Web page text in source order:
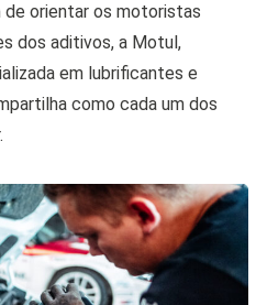
de orientar os motoristas
dos aditivos, a Motul,
em lubrificantes e
como cada um dos